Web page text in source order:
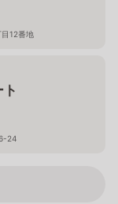
12番地
24